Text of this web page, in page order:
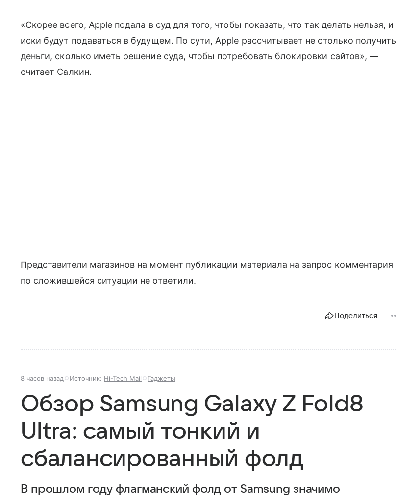
«Скорее всего, Apple подала в суд для того, чтобы показать, что так делать нельзя, и
иски будут подаваться в будущем. По сути, Apple рассчитывает не столько получить
деньги, сколько иметь решение суда, чтобы потребовать блокировки сайтов», —
считает Салкин.
Представители магазинов на момент публикации материала на запрос комментария
по сложившейся ситуации не ответили.
Поделиться
8 часов назад Источник: Hi-Tech Mail Гаджеты
Обзор Samsung Galaxy Z Fold8
Ultra: самый тонкий и
сбалансированный фолд
В прошлом году флагманский фолд от Samsung значимо